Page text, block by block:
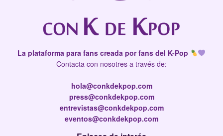
La plataforma para fans creada por fans del K-Pop
Contacta con nosotres a través de:
hola@conkdekpop.com
press@conkdekpop.com
entrevistas@conkdekpop.com
eventos@conkdekpop.com